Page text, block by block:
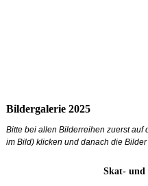
Bildergalerie 2025
Bitte bei allen Bilderreihen zuerst auf
im Bild) klicken und danach die
Skat- und